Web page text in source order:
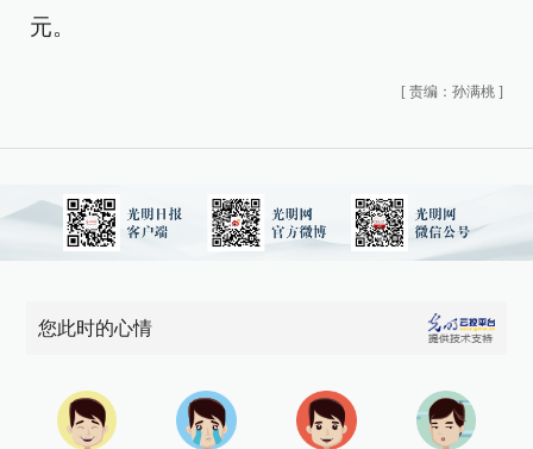
元。
[ 责编：孙满桃 ]
您此时的心情